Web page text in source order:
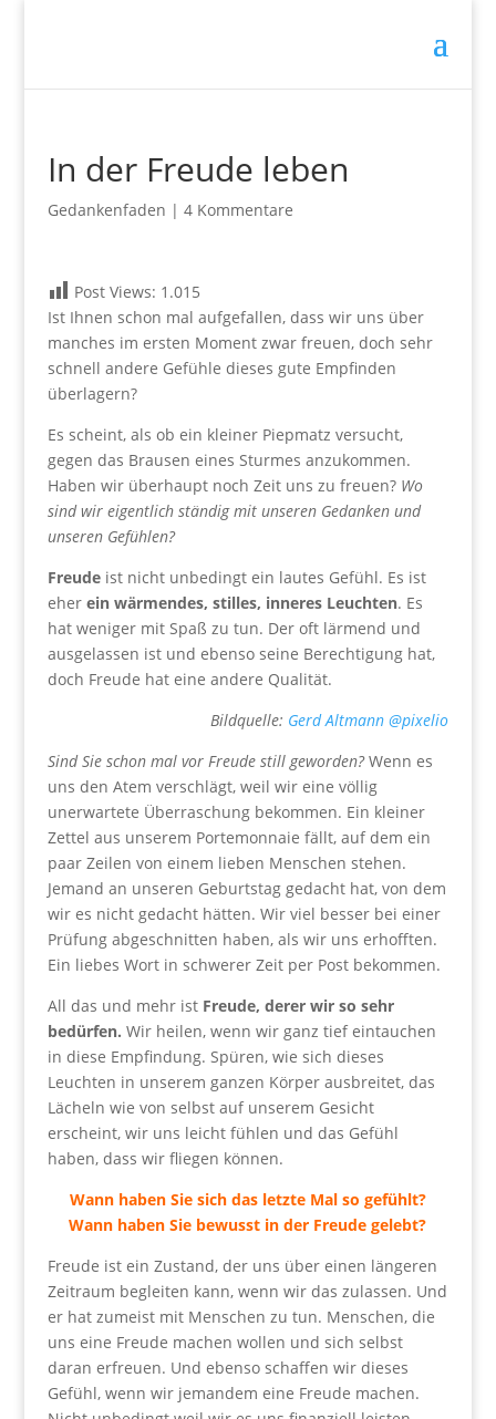
In der Freude leben
Gedankenfaden | 4 Kommentare
Post Views: 1.015
Ist Ihnen schon mal aufgefallen, dass wir uns über
manches im ersten Moment zwar freuen, doch sehr
schnell andere Gefühle dieses gute Empfinden
überlagern?
Es scheint, als ob ein kleiner Piepmatz versucht,
gegen das Brausen eines Sturmes anzukommen.
Haben wir überhaupt noch Zeit uns zu freuen? Wo
sind wir eigentlich ständig mit unseren Gedanken und
unseren Gefühlen?
Freude ist nicht unbedingt ein lautes Gefühl. Es ist
eher ein wärmendes, stilles, inneres Leuchten. Es
hat weniger mit Spaß zu tun. Der oft lärmend und
ausgelassen ist und ebenso seine Berechtigung hat,
doch Freude hat eine andere Qualität.
Bildquelle: Gerd Altmann @pixelio
Sind Sie schon mal vor Freude still geworden?Wenn es
uns den Atem verschlägt, weil wir eine völlig
unerwartete Überraschung bekommen. Ein kleiner
Zettel aus unserem Portemonnaie fällt, auf dem ein
paar Zeilen von einem lieben Menschen stehen.
Jemand an unseren Geburtstag gedacht hat, von dem
wir es nicht gedacht hätten. Wir viel besser bei einer
Prüfung abgeschnitten haben, als wir uns erhofften.
Ein liebes Wort in schwerer Zeit per Post bekommen.
All das und mehr ist Freude, derer wir so sehr
bedürfen. Wir heilen, wenn wir ganz tief eintauchen
in diese Empfindung. Spüren, wie sich dieses
Leuchten in unserem ganzen Körper ausbreitet, das
Lächeln wie von selbst auf unserem Gesicht
erscheint, wir uns leicht fühlen und das Gefühl
haben, dass wir fliegen können.
Wann haben Sie sich das letzte Mal so gefühlt?
Wann haben Sie bewusst in der Freude gelebt?
Freude ist ein Zustand, der uns über einen längeren
Zeitraum begleiten kann, wenn wir das zulassen. Und
er hat zumeist mit Menschen zu tun. Menschen, die
uns eine Freude machen wollen und sich selbst
daran erfreuen. Und ebenso schaffen wir dieses
Gefühl, wenn wir jemandem eine Freude machen.